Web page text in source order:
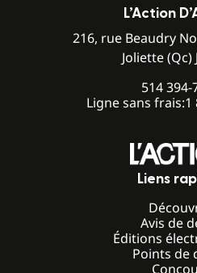
L’Action
216, rue Beaudry
Joliette (Qc)
514 394-
Ligne sans frais:1
Liens
Avis de
Éditions
Points de